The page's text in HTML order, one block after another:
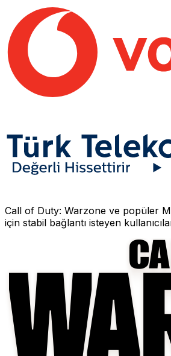
Call of Duty: Warzone ve popüler
için stabil bağlantı isteyen